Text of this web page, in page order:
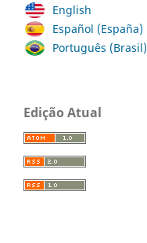
English
Español (España)
Português (Brasil)
Edição Atual